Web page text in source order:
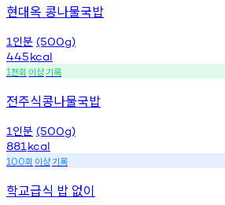
현대옥 콩나물국밥
1 인분 (500g)
445kcal
1천회 이상기록
전주식콩나물국밥
1 인분 (500g)
881 kcal
100회 이상기록
학교급식 밥 없이